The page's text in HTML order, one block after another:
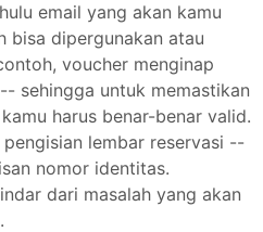
email yang akan kamu
bisa dipergunakan atau
voucher menginap
sehingga untuk memastikan
harus benar-benar valid.
lembar reservasi --
nomor identitas.
dari masalah yang akan